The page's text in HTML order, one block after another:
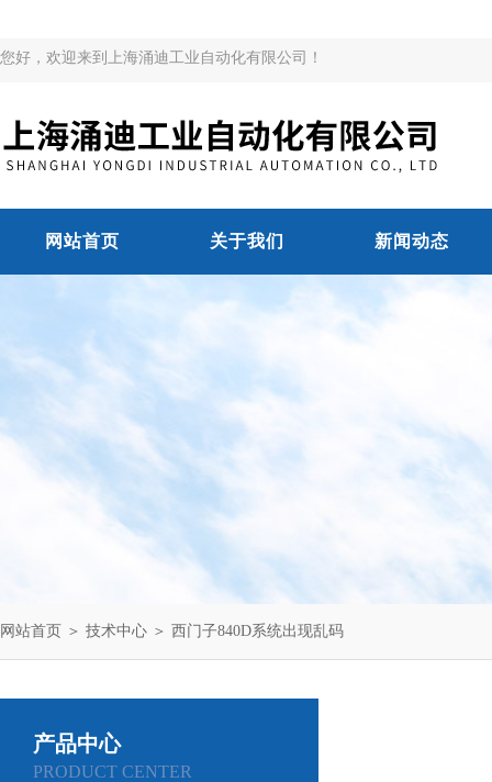
您好，欢迎来到上海涌迪工业自动化有限公司！
网站首页 关于我们 新闻动态
网站首页 ＞ 技术中心 ＞ 西门子840D系统出现乱码
产品中心
PRODUCT CENTER